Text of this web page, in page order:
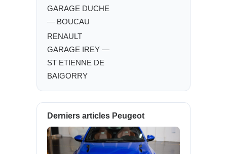
GARAGE DUCHE
— BOUCAU
RENAULT
GARAGE IREY —
ST ETIENNE DE
BAIGORRY
Derniers articles Peugeot